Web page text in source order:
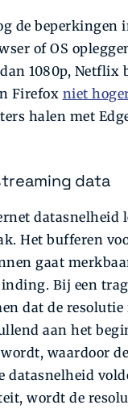
de beperkingen
of OS
1080p, Netflix
Firefox niet
halen met
data
datasnelheid
Het bufferen
gaat
Bij een
dat de
aan het
waardoor
datasnelheid
wordt de